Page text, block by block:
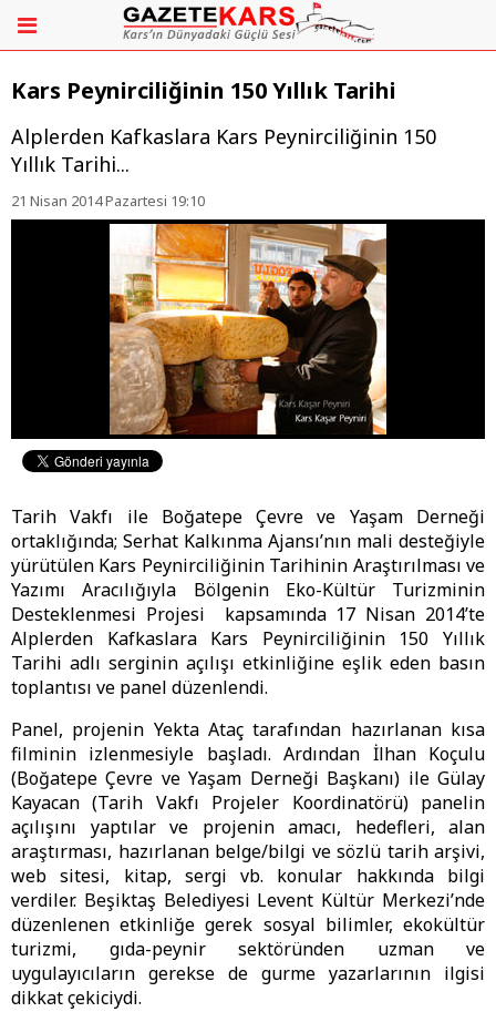
Kars Peynirciliğinin 150 Yıllık Tarihi
Alplerden Kafkaslara Kars Peynirciliğinin 150
Yıllık Tarihi...
21 Nisan 2014 Pazartesi 19:10
Tarih Vakfı ile Boğatepe Çevre ve Yaşam Derneği
ortaklığında; Serhat Kalkınma Ajansı’nın mali desteğiyle
yürütülen Kars Peynirciliğinin Tarihinin Araştırılması ve
Yazımı Aracılığıyla Bölgenin Eko-Kültür Turizminin
Desteklenmesi Projesi kapsamında 17 Nisan 2014’te
Alplerden Kafkaslara Kars Peynirciliğinin 150 Yıllık
Tarihi adlı serginin açılışı etkinliğine eşlik eden basın
toplantısı ve panel düzenlendi.
Panel, projenin Yekta Ataç tarafından hazırlanan kısa
filminin izlenmesiyle başladı. Ardından İlhan Koçulu
(Boğatepe Çevre ve Yaşam Derneği Başkanı) ile Gülay
Kayacan (Tarih Vakfı Projeler Koordinatörü) panelin
açılışını yaptılar ve projenin amacı, hedefleri, alan
araştırması, hazırlanan belge/bilgi ve sözlü tarih arşivi,
web sitesi, kitap, sergi vb. konular hakkında bilgi
verdiler. Beşiktaş Belediyesi Levent Kültür Merkezi’nde
düzenlenen etkinliğe gerek sosyal bilimler, ekokültür
turizmi, gıda-peynir sektöründen uzman ve
uygulayıcıların gerekse de gurme yazarlarının ilgisi
dikkat çekiciydi.